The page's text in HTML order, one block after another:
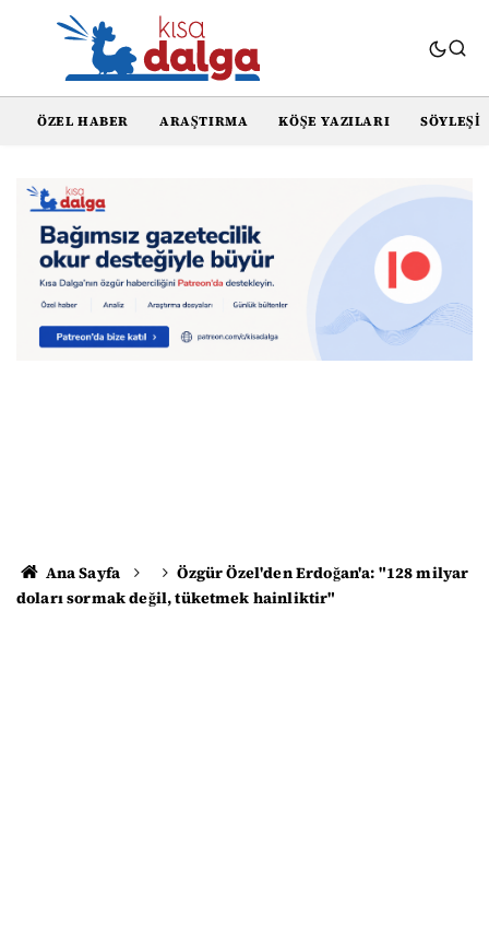
ÖZEL HABER ARAŞTIRMA KÖŞE YAZILARI SÖYLEŞI
Ana Sayfa
Özgür Özel'den Erdoğan'a: "128 milyar
doları sormak değil, tüketmek hainliktir"